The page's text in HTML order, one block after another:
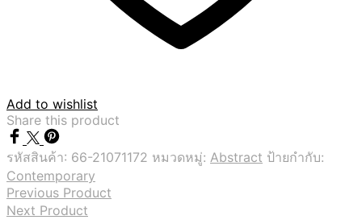
Add to wishlist
Share this product
รหัสสินค้า: 66-21071172 หมวดหมู่: Abstract ป้ายกำกับ:
Contemporary
Previous Product
Next Product